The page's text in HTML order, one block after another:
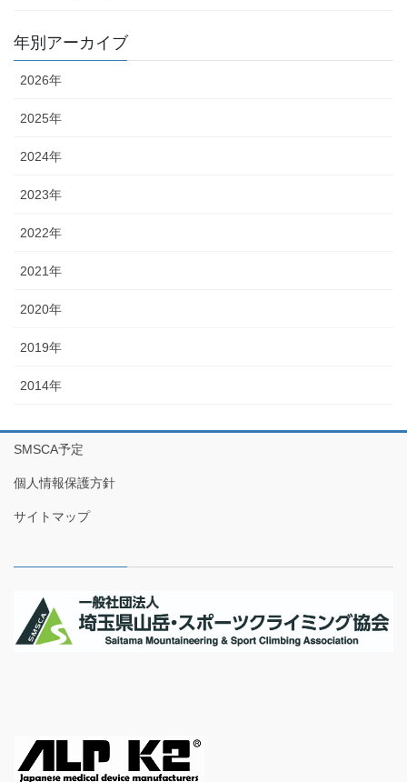
年別アーカイブ
2026年
2025年
2024年
2023年
2022年
2021年
2020年
2019年
2014年
SMSCA予定
個人情報保護方針
サイトマップ